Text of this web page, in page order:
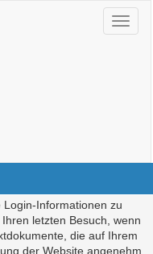
Informationen zu
letzten Besuch, wenn
die auf Ihrem
der Website angenehm